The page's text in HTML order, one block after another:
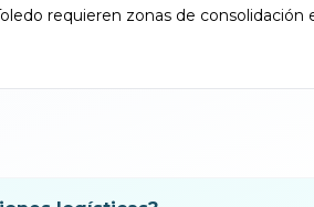
requieren zonas de consolidación